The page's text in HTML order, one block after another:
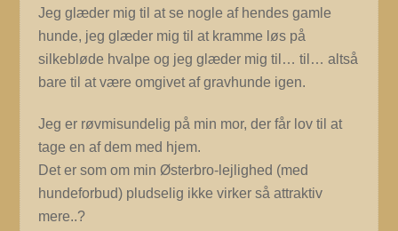
Jeg glæder mig til at se nogle af hendes gamle
hunde, jeg glæder mig til at kramme løs på
silkebløde hvalpe og jeg glæder mig til… til… altså
bare til at være omgivet af gravhunde igen.
Jeg er røvmisundelig på min mor, der får lov til at
tage en af dem med hjem.
Det er som om min Østerbro-lejlighed (med
hundeforbud) pludselig ikke virker så attraktiv
mere..?